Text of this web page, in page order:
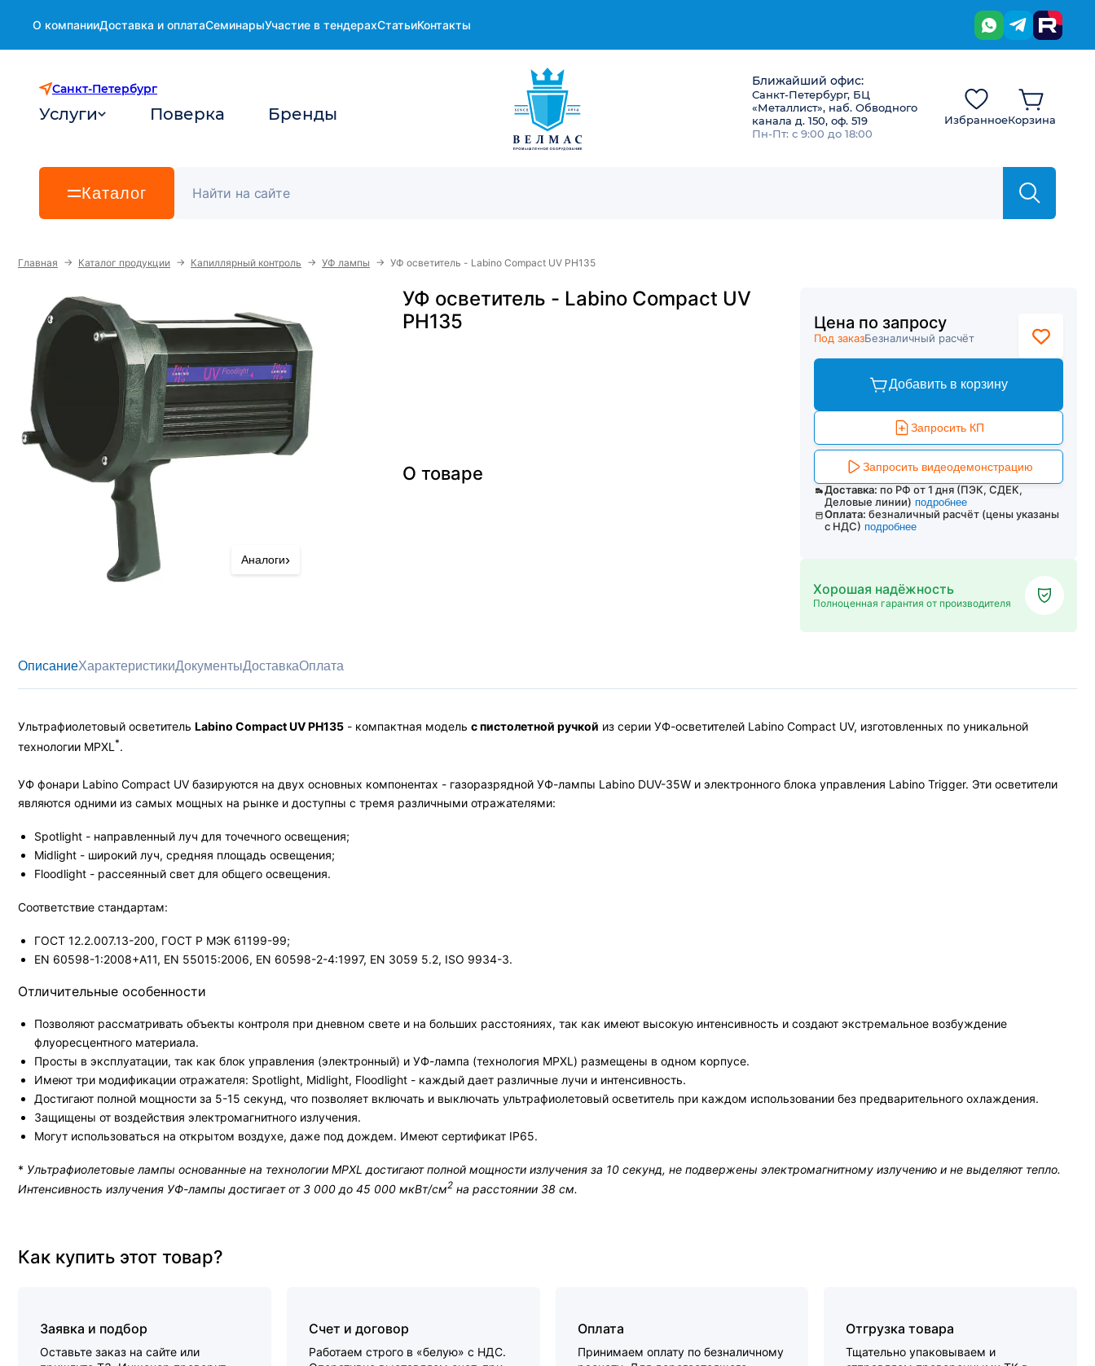
О компанииДоставка и оплатаСеминарыУчастие в тендерахСтатьиКонтакты
Санкт-Петербург
Услуги Поверка Бренды
Ближайший офис:
Санкт-Петербург, БЦ
«Металлист», наб. Обводного
канала д. 150, оф. 519
Пн-Пт: с 9:00 до 18:00
ИзбранноеКорзина
Каталог
Главная → Каталог продукции → Капиллярный контроль → УФ лампы → УФ осветитель - Labino Compact UV PH135
УФ осветитель - Labino Compact UV
PH135
Аналоги›
О товаре
Цена по запросу
Под заказБезналичный расчёт
Добавить в корзину
Запросить КП
Запросить видеодемонстрацию
Доставка: по РФ от 1 дня (ПЭК, СДЕК,
Деловые линии) подробнее
Оплата: безналичный расчёт (цены указаны
с НДС) подробнее
Хорошая надёжность
Полноценная гарантия от производителя
ОписаниеХарактеристикиДокументыДоставкаОплата
Ультрафиолетовый осветитель Labino Compact UV PH135 - компактная модель с пистолетной ручкой из серии УФ-осветителей Labino Compact UV, изготовленных по уникальной
технологии MPXL *.
УФ фонари Labino Compact UV базируются на двух основных компонентах - газоразрядной УФ-лампы Labino DUV-35W и электронного блока управления Labino Trigger. Эти осветители
являются одними из самых мощных на рынке и доступны с тремя различными отражателями:
Spotlight - направленный луч для точечного освещения;
Midlight - широкий луч, средняя площадь освещения;
Floodlight - рассеянный свет для общего освещения.
Соответствие стандартам:
ГОСТ 12.2.007.13-200, ГОСТ Р МЭК 61199-99;
EN 60598-1:2008+A11, EN 55015:2006, EN 60598-2-4:1997, EN 3059 5.2, ISO 9934-3.
Отличительные особенности
Позволяют рассматривать объекты контроля при дневном свете и на больших расстояниях, так как имеют высокую интенсивность и создают экстремальное возбуждение
флуоресцентного материала.
Просты в эксплуатации, так как блок управления (электронный) и УФ-лампа (технология MPXL) размещены в одном корпусе.
Имеют три модификации отражателя: Spotlight, Midlight, Floodlight - каждый дает различные лучи и интенсивность.
Достигают полной мощности за 5-15 секунд, что позволяет включать и выключать ультрафиолетовый осветитель при каждом использовании без предварительного охлаждения.
Защищены от воздействия электромагнитного излучения.
Могут использоваться на открытом воздухе, даже под дождем. Имеют сертификат IP65.
* Ультрафиолетовые лампы основанные на технологии MPXL достигают полной мощности излучения за 10 секунд, не подвержены электромагнитному излучению и не выделяют тепло.
Интенсивность излучения УФ-лампы достигает от 3 000 до 45 000 мкВт/см2 на расстоянии 38 см.
Как купить этот товар?
Заявка и подбор
Оставьте заказ на сайте или
Счет и договор
Работаем строго в «белую» с НДС.
Оплата
Принимаем оплату по безналичному
Отгрузка товара
Тщательно упаковываем и